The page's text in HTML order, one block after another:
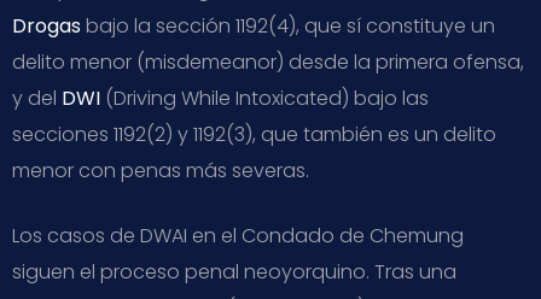
Drogas bajo la sección 1192(4), que sí constituye un
delito menor (misdemeanor) desde la primera ofensa,
y del DWI (Driving While Intoxicated) bajo las
secciones 1192(2) y 1192(3), que también es un delito
menor con penas más severas.
Los casos de DWAI en el Condado de Chemung
siguen el proceso penal neoyorquino. Tras una